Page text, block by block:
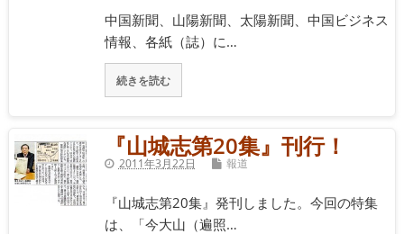
中国新聞、山陽新聞、太陽新聞、中国ビジネス
情報、各紙（誌）に…
続きを読む
『山城志第20集』刊行！
2011年3月22日 報道
『山城志第20集』発刊しました。今回の特集
は、「今大山（遍照…